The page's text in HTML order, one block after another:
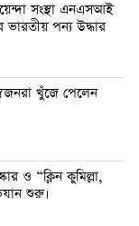
সংস্থা এনএসআই
পন্য উদ্ধার
খুঁজে পেলেন
ও “ক্লিন কুমিল্লা,
শুরু।